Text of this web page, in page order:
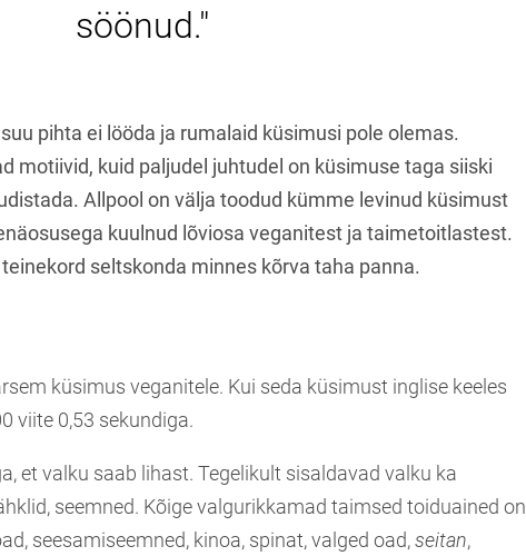
söönud."
pihta ei lööda ja rumalaid küsimusi pole olemas.
motiivid, kuid paljudel juhtudel on küsimuse taga siiski
Allpool on välja toodud kümme levinud küsimust
kuulnud lõviosa veganitest ja taimetoitlastest.
seltskonda minnes kõrva taha panna.
küsimus veganitele. Kui seda küsimust inglise keeles
viite 0,53 sekundiga.
et valku saab lihast. Tegelikult sisaldavad valku ka
seemned. Kõige valgurikkamad taimsed toiduained on
seesamiseemned, kinoa, spinat, valged oad,seitan,